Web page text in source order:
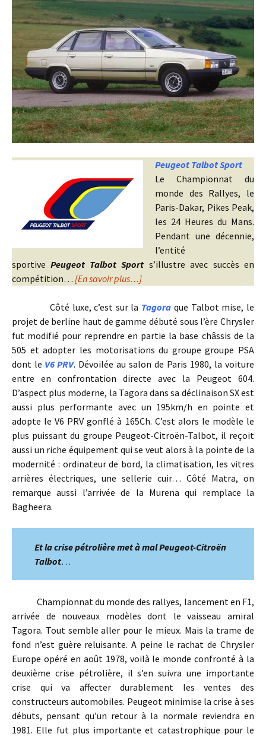
Peugeot Talbot Sport
Le Championnat du
monde des Rallyes, le
Paris-Dakar, Pikes Peak,
les 24 Heures du Mans.
Pendant une décennie,
l’entité
sportive Peugeot Talbot Sport s’illustre avec succès en
compétition… [En savoir plus…]
Côté luxe, c’est sur la Tagora que Talbot mise, le
projet de berline haut de gamme débuté sous l’ère Chrysler
fut modifié pour reprendre en partie la base châssis de la
505 et adopter les motorisations du groupe groupe PSA
dont le V6 PRV. Dévoilée au salon de Paris 1980, la voiture
entre en confrontation directe avec la Peugeot 604.
D’aspect plus moderne, la Tagora dans sa déclinaison SX est
aussi plus performante avec un 195km/h en pointe et
adopte le V6 PRV gonflé à 165Ch. C’est alors le modèle le
plus puissant du groupe Peugeot-Citroën-Talbot, il reçoit
aussi un riche équipement qui se veut alors à la pointe de la
modernité : ordinateur de bord, la climatisation, les vitres
arrières électriques, une sellerie cuir… Côté Matra, on
remarque aussi l’arrivée de la Murena qui remplace la
Bagheera.
Et la crise pétrolière met à mal Peugeot-Citroën
Talbot…
Championnat du monde des rallyes, lancement en F1,
arrivée de nouveaux modèles dont le vaisseau amiral
Tagora. Tout semble aller pour le mieux. Mais la trame de
fond n’est guère reluisante. A peine le rachat de Chrysler
Europe opéré en août 1978, voilà le monde confronté à la
deuxième crise pétrolière, il s’en suivra une importante
crise qui va affecter durablement les ventes des
constructeurs automobiles. Peugeot minimise la crise à ses
débuts, pensant qu’un retour à la normale reviendra en
1981. Elle fut plus importante et catastrophique pour le